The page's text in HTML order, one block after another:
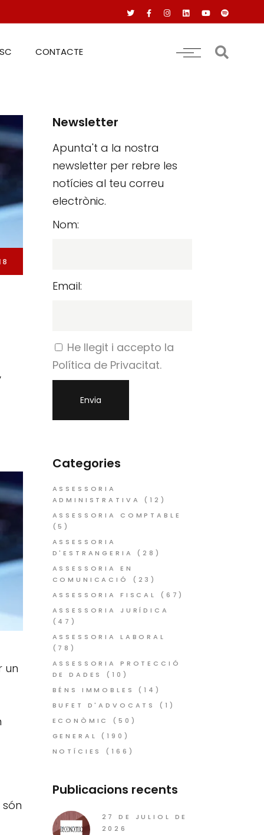
CONTACTE
un
Newsletter
Apunta't a la nostra
newsletter per rebre les
notícies al teu correu
electrònic.
Nom:
Email:
He llegit i accepto la
Política de Privacitat.
Categories
ASSESSORIA
ADMINISTRATIVA
(12)
ASSESSORIA COMPTABLE
(5)
ASSESSORIA
D'ESTRANGERIA
(28)
ASSESSORIA EN
COMUNICACIÓ
(23)
ASSESSORIA FISCAL
(67)
ASSESSORIA JURÍDICA
(47)
ASSESSORIA LABORAL
(78)
ASSESSORIA PROTECCIÓ
DE DADES
(10)
BÉNS IMMOBLES
(14)
BUFET D'ADVOCATS
(1)
ECONÒMIC
(50)
GENERAL
(190)
NOTÍCIES
(166)
Publicacions recents
27 DE JULIOL DE
2026